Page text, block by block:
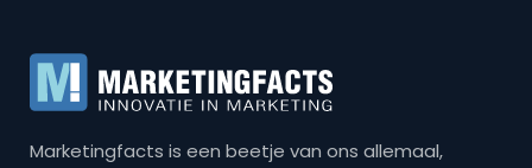
Marketingfacts is een beetje van ons allemaal,